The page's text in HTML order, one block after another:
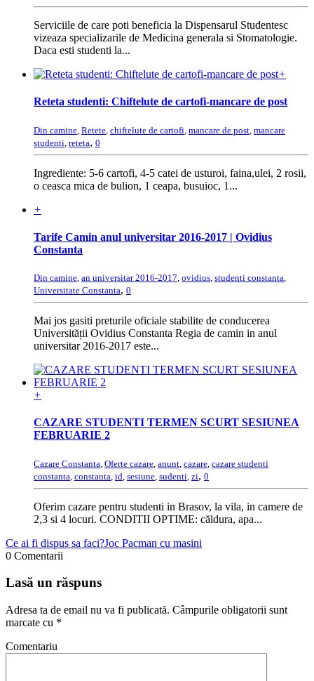
Serviciile de care poti beneficia la Dispensarul Studentesc
vizeaza specializarile de Medicina generala si Stomatologie.
Daca esti studenti la...
+
Reteta studenti: Chiftelute de cartofi-mancare de post
Din camine Retete chiftelute de cartofi mancare de post mancare
studenti reteta, 0
Ingrediente: 5-6 cartofi, 4-5 catei de usturoi, faina,ulei, 2 rosii,
o ceasca mica de bulion, 1 ceapa, busuioc, 1...
+
Tarife Camin anul universitar 2016-2017 | Ovidius
Constanta
Din camine, an universitar 2016-2017, ovidius, studenti constanta,
Universitate Constanta, 0
Mai jos gasiti preturile oficiale stabilite de conducerea
Universității Ovidius Constanta Regia de camin in anul
universitar 2016-2017 este...
+
CAZARE STUDENTI TERMEN SCURT SESIUNEA
FEBRUARIE 2
Cazare Constanta Oferte cazare anunt cazare cazare studenti
constanta constanta id sesiune sudenti zi, 0
Oferim cazare pentru studenti in Brasov, la vila, in camere de
2,3 si 4 locuri. CONDITII OPTIME: căldura, apa...
Ce ai fi dispus sa faci?Joc Pacman cu masini
0 Comentarii
Lasă un răspuns
Adresa ta de email nu va fi publicată. Câmpurile obligatorii sunt
marcate cu *
Comentariu